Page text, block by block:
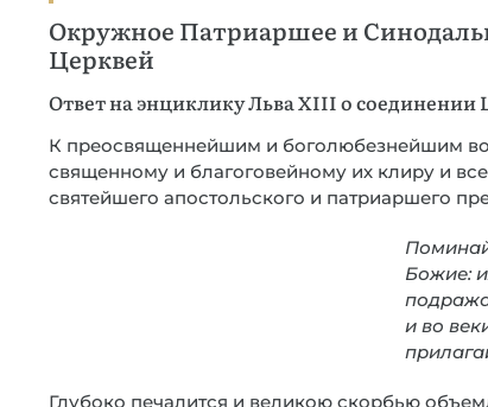
Окружное Патриаршее и
Церквей
Ответ на энциклику Льва XIII о соединении
К преосвященнейшим и боголюбезнейшим
священному и благоговейному их клиру и
святейшего апостольского и патриаршего
Божие:
и во
Глубоко печалится и великою скорбью